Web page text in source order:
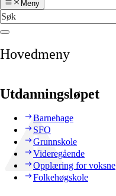
Meny
Hovedmeny
Utdanningsløpet
Barnehage
SFO
Grunnskole
Videregående
Opplæring for voksne
Folkehøgskole